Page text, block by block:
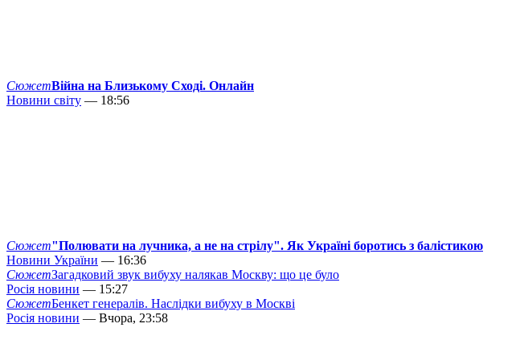
СюжетВійна на Близькому Сході. Онлайн
Новини світу — 18:56
Сюжет"Полювати на лучника, а не на стрілу". Як Україні боротись з балістикою
Новини України — 16:36
СюжетЗагадковий звук вибуху налякав Москву: що це було
Росія новини — 15:27
СюжетБенкет генералів. Наслідки вибуху в Москві
Росія новини — Вчора, 23:58